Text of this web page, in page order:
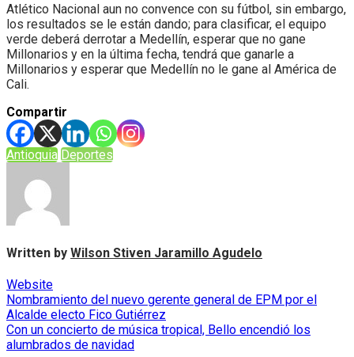
Atlético Nacional aun no convence con su fútbol, sin embargo,
los resultados se le están dando; para clasificar, el equipo
verde deberá derrotar a Medellín, esperar que no gane
Millonarios y en la última fecha, tendrá que ganarle a
Millonarios y esperar que Medellín no le gane al América de
Cali.
Compartir
Antioquia Deportes
Written by Wilson Stiven Jaramillo Agudelo
Website
Navegación
de
entradas
Nombramiento del nuevo gerente general de EPM por el
Alcalde electo Fico Gutiérrez
Con un concierto de música tropical, Bello encendió los
alumbrados de navidad